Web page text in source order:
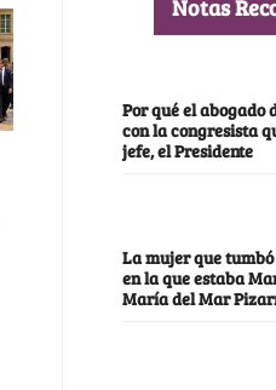
Notas
Por qué el abogado
con la congresista
jefe, el Presidente
La mujer que
en la que estaba
María del Mar